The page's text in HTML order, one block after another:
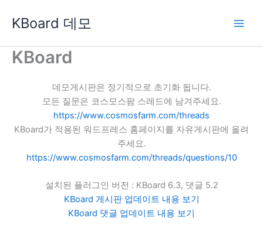
로
KBoard 데모
KBoard
데모게시판은 정기적으로 초기화 됩니다.
모든 질문은 코스모스팜 스레드에 남겨주세요.
https://www.cosmosfarm.com/threads
KBoard가 적용된 워드프레스 홈페이지를 자유게시판에 올려
주세요.
https://www.cosmosfarm.com/threads/questions/10
설치된 플러그인 버전 : KBoard 6.3, 댓글 5.2
KBoard 게시판 업데이트 내용 보기
KBoard 댓글 업데이트 내용 보기